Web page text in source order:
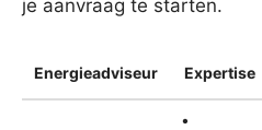
je aanvraag te starten.
Energieadviseur Expertise
•